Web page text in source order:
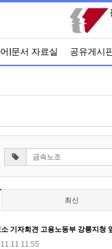
|문서 자료실 공유게시
최신
기자회견 고용노동부 강릉지청
11:55